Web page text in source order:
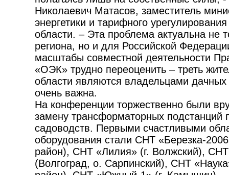
Николаевич Матасов, заместитель
энергетики и тарифного
области. – Эта проблема актуальна не
региона, но и для Российской
масштабы совместной деятельности
«ОЭК» трудно переоценить – треть
области являются владельцами дачных
очень важна.
На конференции торжественно были
замену трансформаторных подстанций
садоводств. Первыми счастливыми
оборудования стали СНТ «Березка-
район), СНТ «Лилия» (г. Волжский),
(Волгоград, о. Сарпинский), СНТ